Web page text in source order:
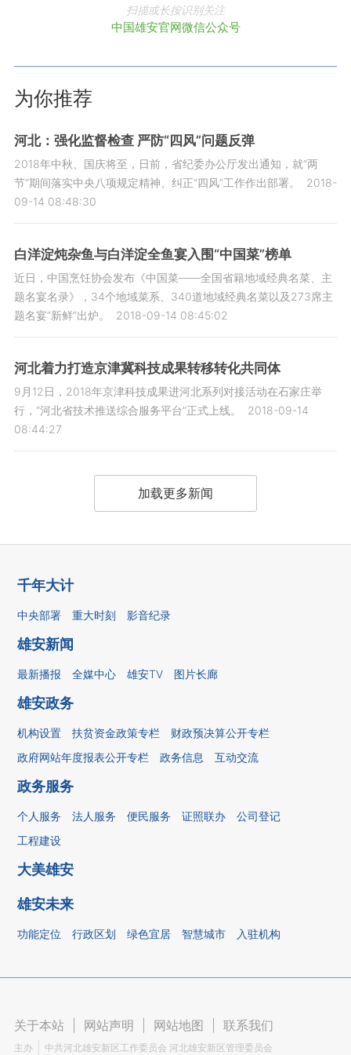
扫描或长按识别关注
中国雄安官网微信公众号
为你推荐
河北：强化监督检查 严防“四风”问题反弹
2018年中秋、国庆将至，日前，省纪委办公厅发出通知，就“两
节”期间落实中央八项规定精神、纠正“四风”工作作出部署。
2018-
09-14 08:48:30
白洋淀炖杂鱼与白洋淀全鱼宴入围“中国菜”榜单
近日，中国烹饪协会发布《中国菜——全国省籍地域经典名菜、主
题名宴名录》，34个地域菜系、340道地域经典名菜以及273席主
题名宴“新鲜”出炉。
2018-09-14 08:45:02
河北着力打造京津冀科技成果转移转化共同体
9月12日，2018年京津科技成果进河北系列对接活动在石家庄举
行，“河北省技术推送综合服务平台”正式上线。
2018-09-14
08:44:27
加载更多新闻
千年大计
中央部署 重大时刻 影音纪录
雄安新闻
最新播报 全媒中心 雄安TV 图片长廊
雄安政务
机构设置 扶贫资金政策专栏
财政预决算公开专栏
政府网站年度报表公开专栏
政务信息 互动交流
政务服务
个人服务 法人服务 便民服务 证照联办
公司登记
工程建设
大美雄安
雄安未来
功能定位 行政区划 绿色宜居 智慧城市 入驻机构
关于本站 网站声明 网站地图 联系我们
主办 中共河北雄安新区工作委员会 河北雄安新区管理委员会